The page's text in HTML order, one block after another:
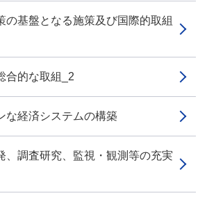
基盤となる施策及び国際的取組
的な取組_2
経済システムの構築
調査研究、監視・観測等の充実